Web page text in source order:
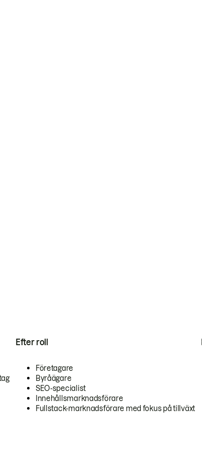
Efter roll
Företagare
Byråägare
SEO-specialist
Innehållsmarknadsförare
Fullstack-marknadsförare med fokus på tillväxt